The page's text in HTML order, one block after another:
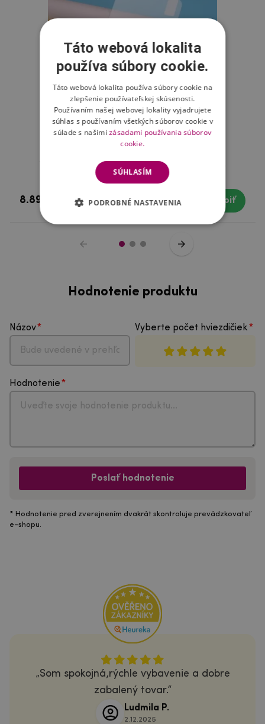
Tvrdené sklo na mobil Xiaomi Redmi Note 8
8.89 € Skladom Kúpiť
Hodnotenie produktu
Názov Vyberte počet hviezdičiek
Hodnotenie
Poslať hodnotenie
* Hodnotenie pred zverejnením dvakrát skontroluje prevádzkovateľ
e-shopu.
Som spokojná,rýchle vybavenie a dobre
zabalený tovar.
Ludmila P.
2.12.2025
Táto webová lokalita
používa súbory cookie.
Táto webová lokalita používa súbory cookie na
zlepšenie používateľskej skúsenosti.
Používaním našej webovej lokality vyjadrujete
súhlas s používaním všetkých súborov cookie v
súlade s našimizásadami používania súborov
cookie.
SÚHLASÍM
PODROBNÉ NASTAVENIA